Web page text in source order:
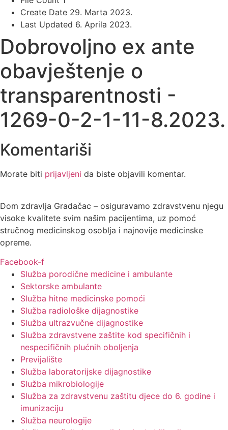
Create Date 29. Marta 2023.
Last Updated 6. Aprila 2023.
Dobrovoljno ex ante
obavještenje o
transparentnosti -
1269-0-2-1-11-8.2023.
Komentariši
Morate biti prijavljeni da biste objavili komentar.
Dom zdravlja Gradačac – osiguravamo zdravstvenu njegu
visoke kvalitete svim našim pacijentima, uz pomoć
stručnog medicinskog osoblja i najnovije medicinske
opreme.
Facebook-f
Služba porodične medicine i ambulante
Sektorske ambulante
Služba hitne medicinske pomoći
Služba radiološke dijagnostike
Služba ultrazvučne dijagnostike
Služba zdravstvene zaštite kod specifičnih i
nespecifičnih plućnih oboljenja
Previjalište
Služba laboratorijske dijagnostike
Služba mikrobiologije
Služba za zdravstvenu zaštitu djece do 6. godine i
imunizaciju
Služba neurologije